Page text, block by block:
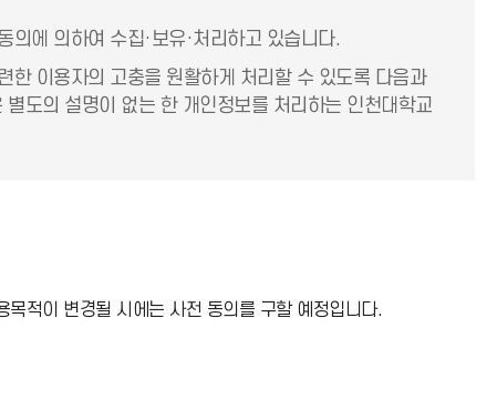
의에 의하여 수집·보유·처리하고 있습니다.
한 이용자의 고충을 원활하게 처리할 수 있도록 다음과
도의 설명이 없는 한 개인정보를 처리하는 인천대학교
적이 변경될 시에는 사전 동의를 구할 예정입니다.